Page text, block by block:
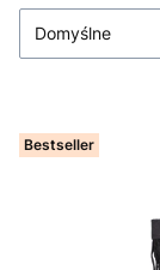
Domyślne
Bestseller